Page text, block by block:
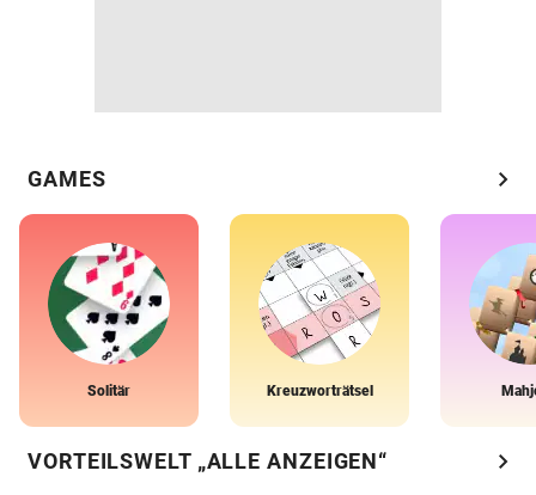
GAMES chevron_right
Solitär Kreuzworträtsel
VORTEILSWELT „ALLE ANZEIGEN“ chevron_right